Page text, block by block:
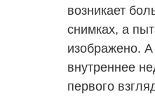
возникает
снимках, а
изображено.
внутреннее
первого